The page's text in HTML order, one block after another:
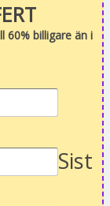
60% billigare än i
Sist